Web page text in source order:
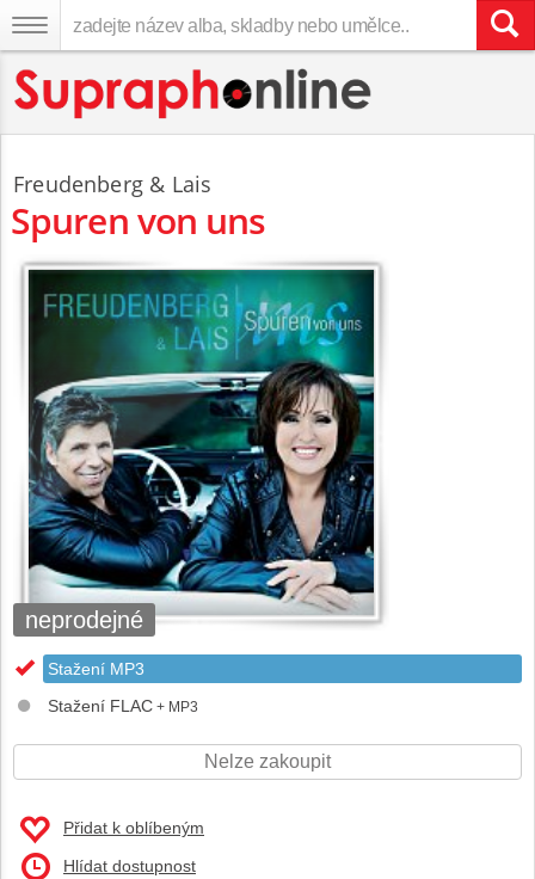
Freudenberg& Lais
Spuren von uns
neprodejné
Stažení MP3
Stažení FLAC + MP3
Nelze zakoupit
Přidat k oblíbeným
Hlídat dostupnost